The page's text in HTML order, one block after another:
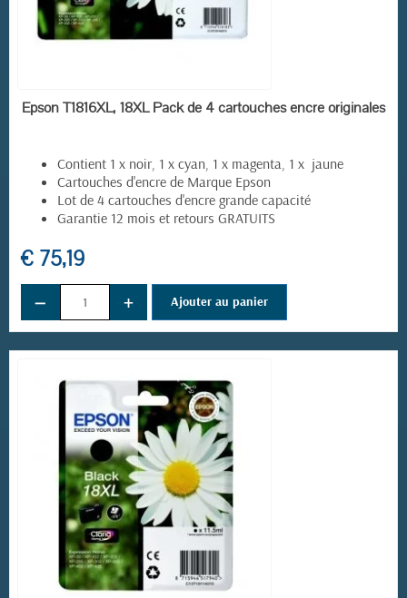
EN STOCK
Epson T1816XL, 18XL Pack de 4 cartouches encre originales
Contient 1 x noir, 1 x cyan, 1 x magenta, 1 x jaune
Cartouches d'encre de Marque Epson
Lot de 4 cartouches d'encre grande capacité
Garantie 12 mois et retours GRATUITS
€ 75,19
− + Ajouter au panier